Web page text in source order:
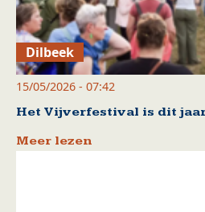
Dilbeek
15/05/2026 - 07:42
Het Vijverfestival is dit
Meer lezen